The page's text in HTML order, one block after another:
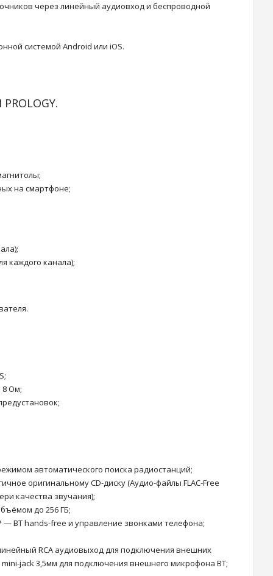
через линейный аудиовход и беспроводной
системой Android или iOS.
на смартфоне;
каждого канала);
8 Ом;
автоматического поиска радиостанций;
оригинальному CD-диску (Аудио-файлы FLAC-Free
качества звучания);
до 256 ГБ;
— BT hands-free и управление звонками телефона;
RCA аудиовыход для подключения внешних
jack 3,5мм для подключения внешнего микрофона BT;